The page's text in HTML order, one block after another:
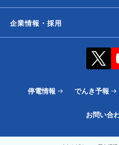
企業情報・採用
停電情報 でんき予報
お問い合